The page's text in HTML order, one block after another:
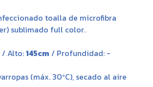
toalla de microfibra
sublimado full color.
/ Alto:145cm / Profundidad: -
(máx. 30ºC), secado al aire